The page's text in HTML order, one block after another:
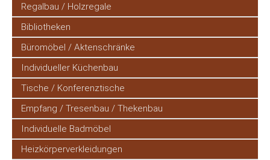
Regalbau / Holzregale
Bibliotheken
Büromöbel / Aktenschränke
Individueller Küchenbau
Tische / Konferenztische
Empfang / Tresenbau / Thekenbau
Individuelle Badmöbel
Heizkörper­verkleidungen